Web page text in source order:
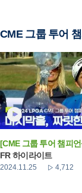
CME 그룹 투어
[CME 그룹 투어 챔피
FR 하이라이트
2024.11.25 4,712